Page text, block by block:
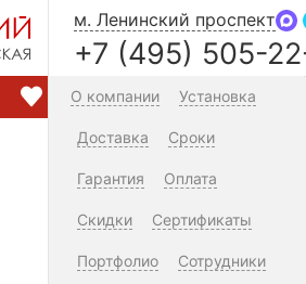
м. Ленинский проспект
+7 (495) 505-
О компании Установка
Доставка Сроки
Гарантия Оплата
Скидки Сертификаты
Портфолио Сотрудники